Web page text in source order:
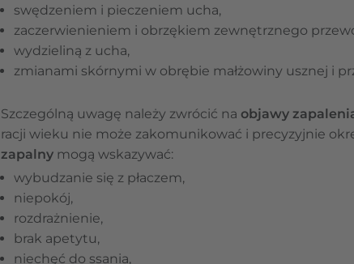
swędzeniem i pieczeniem ucha,
zaczerwienieniem i obrzękiem zewnętrznego
wydzieliną z ucha,
zmianami skórnymi w obrębie małżowiny usznej i
Szczególną uwagę należy zwrócić na objawy
racji wieku nie może zakomunikować i precyzyjnie
zapalny mogą wskazywać:
wybudzanie się z płaczem,
niepokój,
rozdrażnienie,
brak apetytu,
niechęć do ssania,